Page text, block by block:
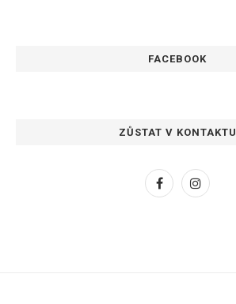
FACEBOOK
ZŮSTAT V KONTAKTU